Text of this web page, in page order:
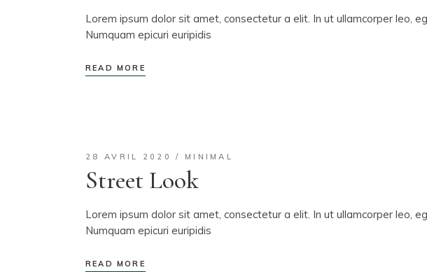
Lorem ipsum dolor sit amet, consectetur a elit. In ut ullamcorper leo,
Numquam epicuri euripidis
READ MORE
28 AVRIL 2020 MINIMAL
Street Look
Lorem ipsum dolor sit amet, consectetur a elit. In ut ullamcorper leo,
Numquam epicuri euripidis
READ MORE